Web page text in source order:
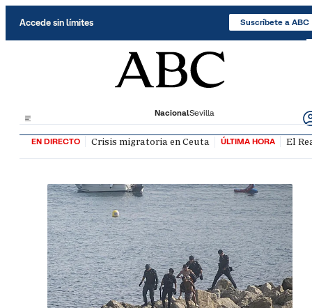
Accede sin límites Suscríbete a ABC
NacionalSevilla
EN DIRECTO Crisis migratoria en Ceuta ÚLTIMA HORA El